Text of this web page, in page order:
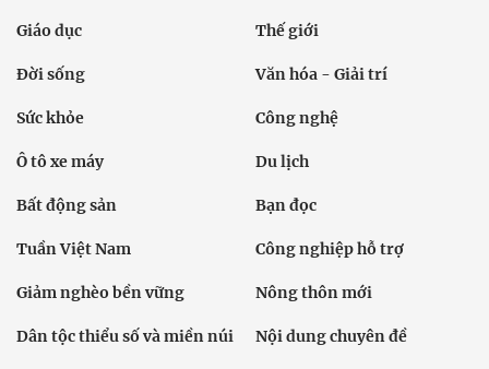
Giáo dục Thế giới
Đời sống Văn hóa - Giải trí
Sức khỏe Công nghệ
Ô tô xe máy Du lịch
Bất động sản Bạn đọc
Tuần Việt Nam Công nghiệp hỗ trợ
Giảm nghèo bền vững Nông thôn mới
Dân tộc thiểu số và miền núi Nội dung chuyên đề